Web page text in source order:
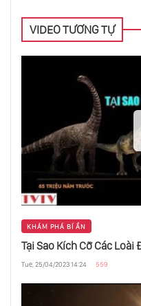
Có Gì
Năng
Sao
Hành
- Phần 1
VIDEO TƯƠNG TỰ
KHÁM PHÁ BÍ ẨN
Tại Sao Kích Cỡ Các
Tue, 25/04/2023 14:24 559